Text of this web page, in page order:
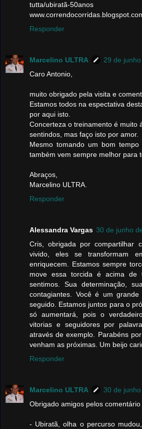
tutta/ubiratã-50anos
Responder
Marcelino ULTRA
29 de
Caro Antonio,
muito obrigado pela visita e
Estamos todos na espectativa
por aqui isto.
Concerteza o treinamento é muito
sentindos, mas faço isto por amor.
Mesmo tomando um bom
também vem sempre melhor para
Abraços,
Marcelino ULTRA.
Responder
Alessandra Vargas 30 de junho
Cris, obrigada por compartilhar
vivido, eles se transformam
enriquecem. Estamos sempre
move essa torcida é acima de
sentimos. Sua determinação,
contagiantes. Você é um
seguido. Estamos juntos para o
só aumentará, pois o
vitorias e seguidores por
através de exemplo. Parabéns
venham as próximas. Um beijo
Responder
Marcelino ULTRA
30 de
Obrigado amigos pelos comentário
- Ubiratã, olha o percurso